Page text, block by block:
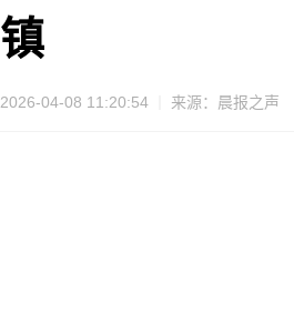
镇
2026-04-08 11:20:54 来源：晨报之声